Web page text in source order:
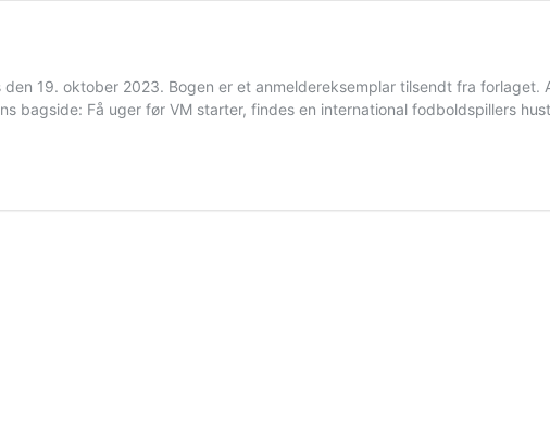
den 19. oktober 2023. Bogen er et anmeldereksemplar tilsendt fra
bagside: Få uger før VM starter, findes en international fodboldspillers